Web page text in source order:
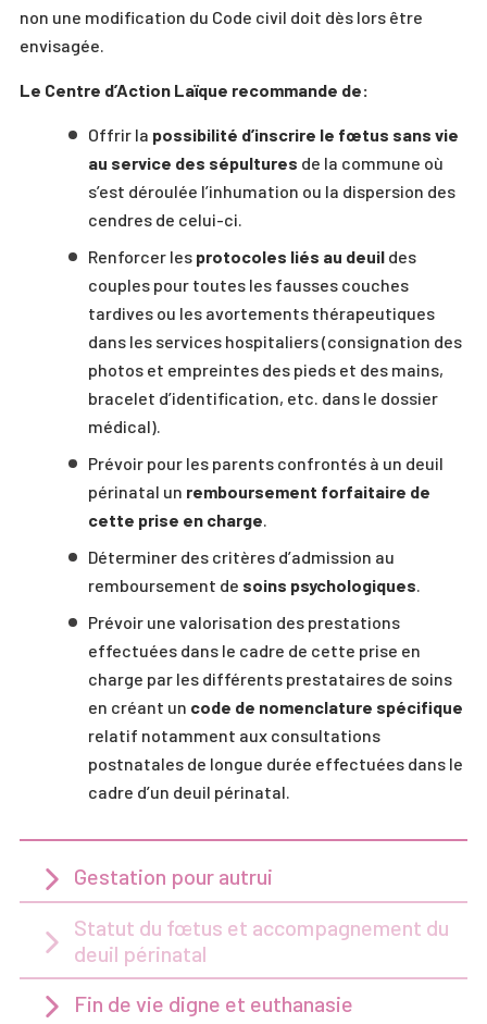
non une modification du Code civil doit dès lors être
envisagée.
Le Centre d’Action Laïque recommande de:
Offrir la possibilité d’inscrire le fœtus sans vie
au service des sépultures de la commune où
s’est déroulée l’inhumation ou la dispersion des
cendres de celui-ci.
Renforcer les protocoles liés au deuil des
couples pour toutes les fausses couches
tardives ou les avortements thérapeutiques
dans les services hospitaliers (consignation des
photos et empreintes des pieds et des mains,
bracelet d’identification, etc. dans le dossier
médical).
Prévoir pour les parents confrontés à un deuil
périnatal un remboursement forfaitaire de
cette prise en charge
Déterminer des critères d’admission au
remboursement de soins psychologiques
Prévoir une valorisation des prestations
effectuées dans le cadre de cette prise en
charge par les différents prestataires de soins
en créant un code de nomenclature spécifique
relatif notamment aux consultations
postnatales de longue durée effectuées dans le
cadre d’un deuil périnatal.
Gestation pour autrui
Statut du fœtus et accompagnement du
deuil périnatal
Fin de vie digne et euthanasie